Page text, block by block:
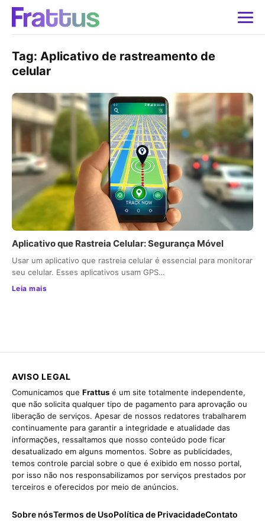
Tag: Aplicativo de rastreamento de
celular
Aplicativo que Rastreia Celular: Segurança Móvel
Usar um aplicativo que rastreia celular é essencial para monitorar
seu celular. Esses aplicativos usam GPS…
Leia mais
AVISO LEGAL
Comunicamos que Frattus é um site totalmente independente,
que não solicita qualquer tipo de pagamento para aprovação ou
liberação de serviços. Apesar de nossos redatores trabalharem
continuamente para garantir a integridade e atualidade das
informações, ressaltamos que nosso conteúdo pode ficar
desatualizado em alguns momentos. Sobre as publicidades,
temos controle parcial sobre o que é exibido em nosso portal,
por isso não nos responsabilizamos por serviços prestados por
terceiros e oferecidos por meio de anúncios.
Sobre nósTermos de UsoPolítica de PrivacidadeContato